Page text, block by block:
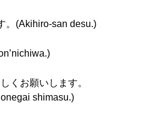
。(Akihiro-san desu.)
くお願いします。
shimasu.)